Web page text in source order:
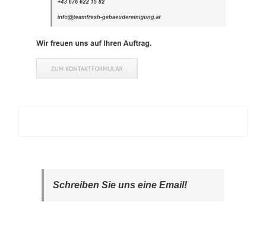
Schreiben Sie uns eine Email!